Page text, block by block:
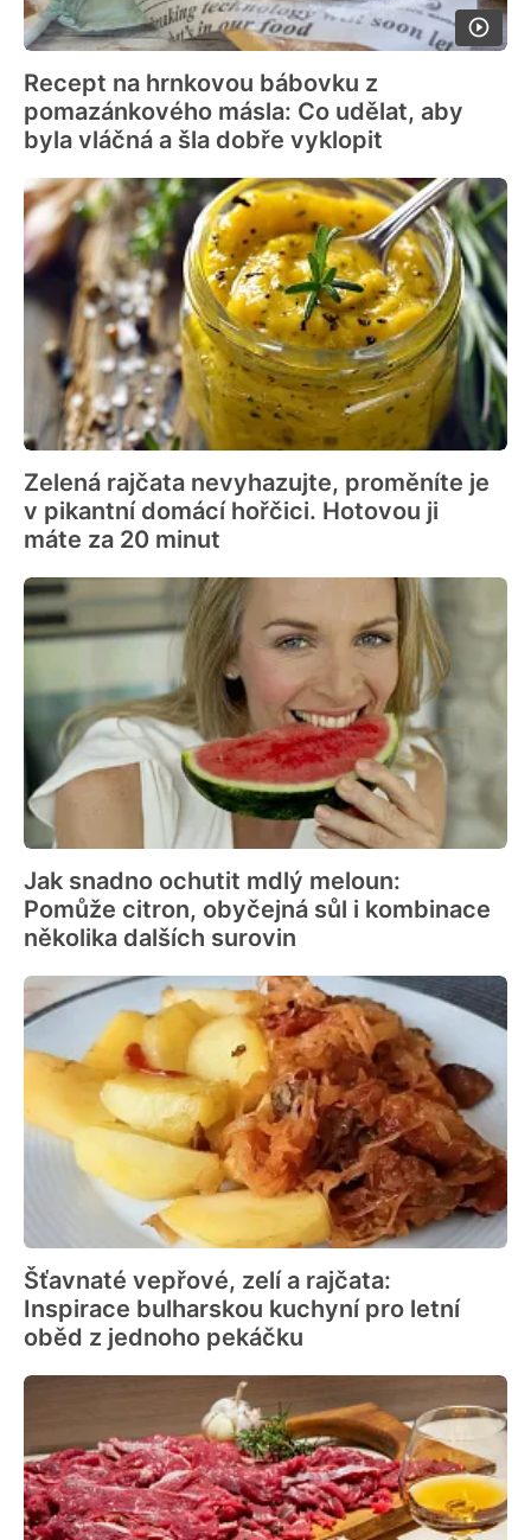
Recept na hrnkovou bábovku z
pomazánkového másla: Co udělat, aby
byla vláčná a šla dobře vyklopit
Zelená rajčata nevyhazujte, proměníte je
v pikantní domácí hořčici. Hotovou ji
máte za 20 minut
Jak snadno ochutit mdlý meloun:
Pomůže citron, obyčejná sůl i kombinace
několika dalších surovin
Šťavnaté vepřové, zelí a rajčata:
Inspirace bulharskou kuchyní pro letní
oběd z jednoho pekáčku